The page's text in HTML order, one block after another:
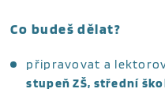
Co budeš dělat?
připravovat a
stupeň ZŠ, střední